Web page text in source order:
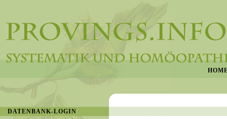
DATENBANK-LOGIN